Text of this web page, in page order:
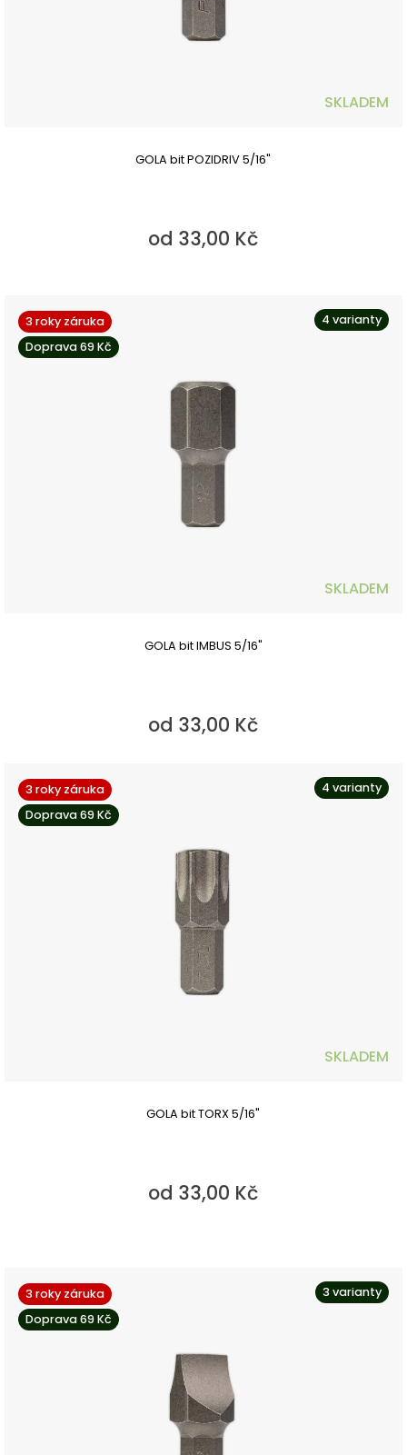
SKLADEM
GOLA bit POZIDRIV 5/16"
od 33,00 Kč
4 varianty
3 roky záruka
Doprava 69 Kč
SKLADEM
GOLA bit IMBUS 5/16"
od 33,00 Kč
4 varianty
3 roky záruka
Doprava 69 Kč
SKLADEM
GOLA bit TORX 5/16"
od 33,00 Kč
3 varianty
3 roky záruka
Doprava 69 Kč